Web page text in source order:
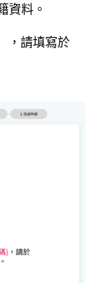
資料。
，請填寫於